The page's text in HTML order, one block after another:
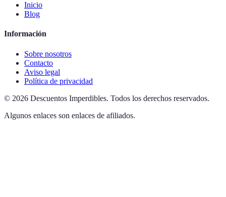
Inicio
Blog
Información
Sobre nosotros
Contacto
Aviso legal
Política de privacidad
© 2026 Descuentos Imperdibles. Todos los derechos reservados.
Algunos enlaces son enlaces de afiliados.